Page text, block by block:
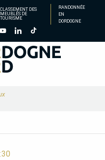
CLASSEMENT DES
MEUBLÉS DE
TOURISME
RANDONNÉE
EN
DORDOGNE